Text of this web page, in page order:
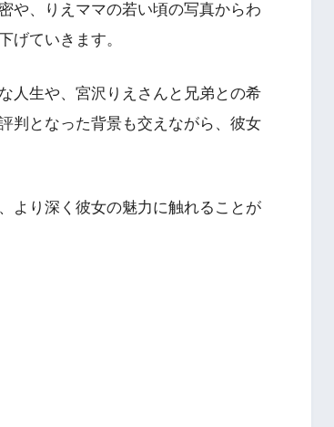
や、りえママの若い頃の写真からわ
げていきます。
人生や、宮沢りえさんと兄弟との希
判となった背景も交えながら、彼女
より深く彼女の魅力に触れることが